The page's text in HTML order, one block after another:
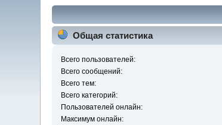
Общая статистика
Всего пользователей:
Всего сообщений:
Всего тем:
Всего категорий:
Пользователей онлайн:
Максимум онлайн: